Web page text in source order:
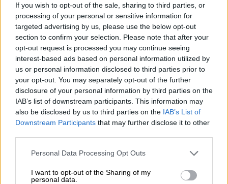
If you wish to opt-out of the sale, sharing to third parties, or
processing of your personal or sensitive information for
targeted advertising by us, please use the below opt-out
section to confirm your selection. Please note that after your
opt-out request is processed you may continue seeing
interest-based ads based on personal information utilized by
us or personal information disclosed to third parties prior to
your opt-out. You may separately opt-out of the further
disclosure of your personal information by third parties on the
IAB’s list of downstream participants. This information may
also be disclosed by us to third parties on the IAB’s List of
Downstream Participants that may further disclose it to other
Please note that this website/app uses one or more Google
not limited to your visit or usage behaviour. You may click to
Personal Data Processing Opt Outs
I want to opt-out of the Sharing of my
personal data.
υπάρχουν αισιόδοξες προγνώσεις για
έντονες βροχοπτώσεις στην Ανατολική
Στερεά και στην περιοχή της Υλίκης. Αυτό
μένει να αποτυπωθεί και στον ταμιευτήρα·
ωστόσο, η φύση θα πρέπει να κάνει τη δική
της υπέρβαση για μεγάλο χρονικό διάστημα
ώστε να καλυφθούν οι τεράστιες απώλειες.
Εάν ο Φεβρουάριος και ο Μάρτιος
ολοκληρωθούν και η Υλίκη παραμείνει κάτω
από τα 200.000.000 κυβικά μέτρα, είναι
βέβαιο ότι θα οδηγηθούμε σε οδυνηρά
μέτρα.
Βελτιωμένος ο Μόρνος αλλά με